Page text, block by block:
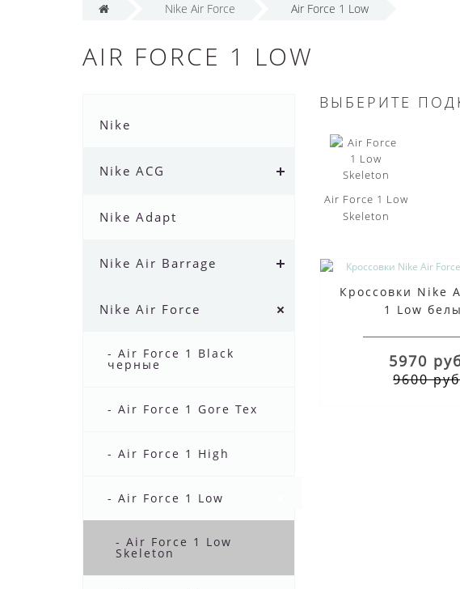
Nike Air Force Air Force 1 Low
AIR FORCE 1 LOW
Nike
Nike ACG
Nike Adapt
Nike Air Barrage
Nike Air Force
- Air Force 1 Black
черные
- Air Force 1 Gore Tex
- Air Force 1 High
- Air Force 1 Low
- Air Force 1 Low
Skeleton
ВЫБЕРИТЕ
Air Force 1 Low
Skeleton
Кроссовки Nike
1 Low
5970
9600